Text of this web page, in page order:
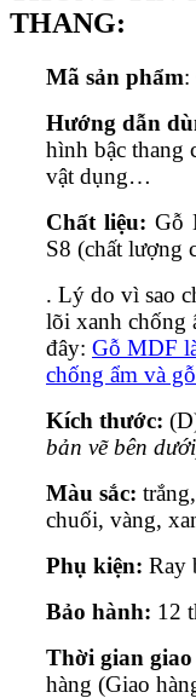
THANG:
Mã sản phẩm:
Hướng dẫn
hình bậc thang
vật dụng…
Chất liệu:Gỗ
S8 (chất lượng
. Lý do vì sao
lõi xanh chống
đây: Gỗ MDF
chống ẩm và
Kích thước:
bản vẽ bên
Màu sắc:
chuối, vàng,
Phụ kiện: Ray
Bảo hành: 12
Thời gian
hàng (Giao